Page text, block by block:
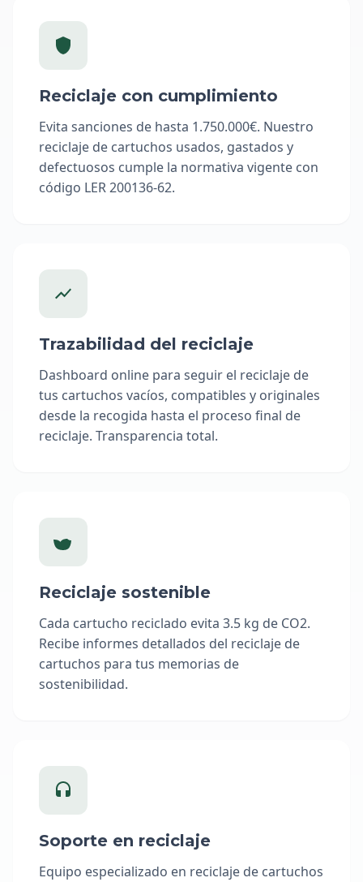
Reciclaje con cumplimiento
Evita sanciones de hasta 1.750.000€. Nuestro
reciclaje de cartuchos usados, gastados y
defectuosos cumple la normativa vigente con
código LER 200136-62.
Trazabilidad del reciclaje
Dashboard online para seguir el reciclaje de
tus cartuchos vacíos, compatibles y originales
desde la recogida hasta el proceso final de
reciclaje. Transparencia total.
Reciclaje sostenible
Cada cartucho reciclado evita 3.5 kg de CO2.
Recibe informes detallados del reciclaje de
cartuchos para tus memorias de
sostenibilidad.
Soporte en reciclaje
Equipo especializado en reciclaje de cartuchos